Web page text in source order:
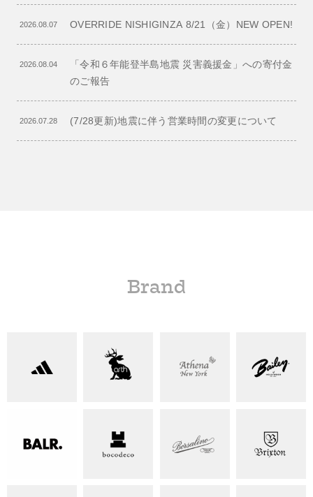
2026.08.07 OVERRIDE NISHIGINZA 8/21（金）NEW OPEN!
2026.08.04
「令和６年能登半島地震 災害義援金」への寄付金
のご報告
2026.07.28 (7/28更新)地震に伴う営業時間の変更について
Brand